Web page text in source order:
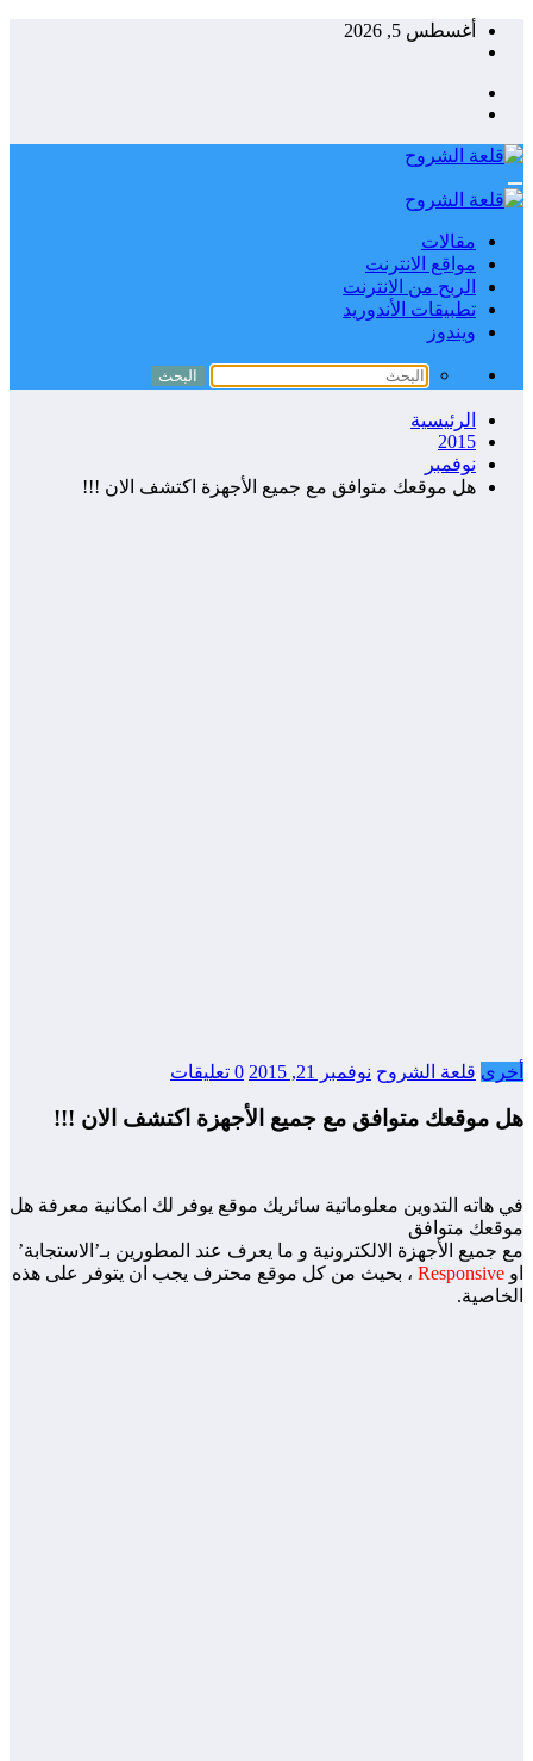
أغسطس 5, 2026
مقالات
مواقع الانترنت
الربح من الانترنت
تطبيقات الأندوريد
ويندوز
الرئيسية
2015
نوفمبر
هل موقعك متوافق مع جميع الأجهزة اكتشف الان !!!
قلعة الشروح نوفمبر 21, 2015 0 تعليقات
موقعك متوافق مع جميع الأجهزة اكتشف الان !!!
هاته التدوين معلوماتية سائريك موقع يوفر لك امكانية معرفة هل
متوافق
جميع الأجهزة الالكترونية و ما يعرف عند المطورين بـ’الاستجابة’
Responsive، بحيث من كل موقع محترف يجب ان يتوفر على هذه